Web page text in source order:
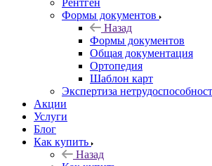
Рентген
Формы документов
Назад
Формы документов
Общая документация
Ортопедия
Шаблон карт
Экспертиза
Акции
Услуги
Блог
Как купить
Назад